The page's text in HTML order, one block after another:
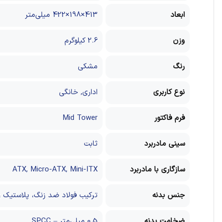
ابعاد 413×198×422 میلی‌متر
وزن 2.6 کیلوگرم
رنگ مشکی
نوع کاربری اداری, خانگی
فرم فاکتور Mid Tower
سینی مادربرد ثابت
سازگاری با مادربرد ATX, Micro-ATX, Mini-ITX
جنس بدنه ترکیب فولاد ضد زنگ،